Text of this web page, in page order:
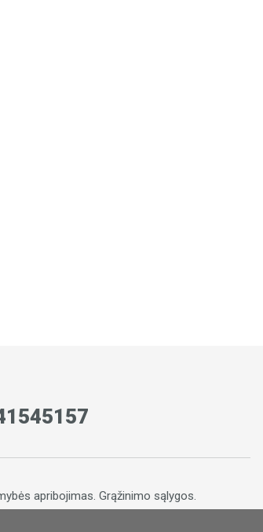
apribojimas. Grąžinimo sąlygos.